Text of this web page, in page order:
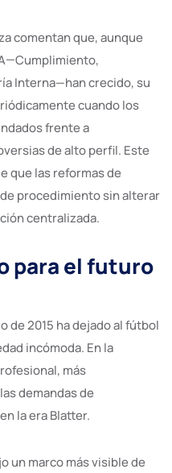
comentan que, aunque
Interna—han crecido, su
cuando los
frente a
de alto perfil. Este
que las reformas de
procedimiento sin alterar
centralizada.​
para el futuro
de 2015 ha dejado al fútbol
incómoda. En la
más
demandas de
la era Blatter.
un marco más visible de